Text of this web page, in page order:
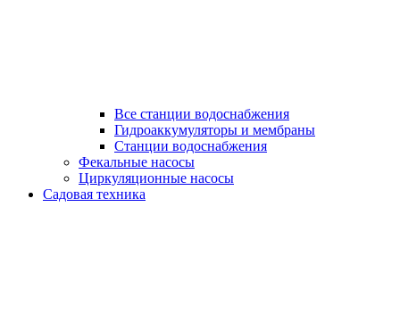
Все станции водоснабжения
Гидроаккумуляторы и мембраны
Станции водоснабжения
Фекальные насосы
Циркуляционные насосы
Садовая техника